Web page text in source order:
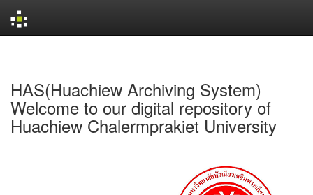
HAS(Huachiew Archiving System)
Welcome to our digital repository of
Huachiew Chalermprakiet University